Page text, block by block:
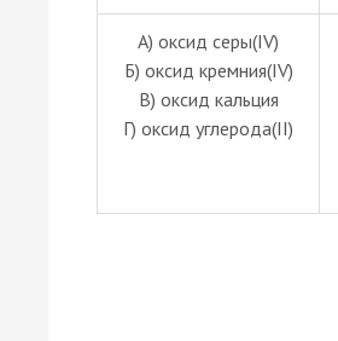
А) оксид серы(IV)
Б) оксид кремния(IV)
В) оксид кальция
Г) оксид углерода(II)